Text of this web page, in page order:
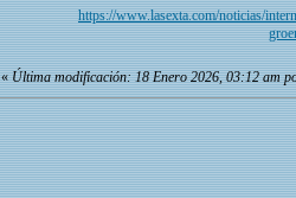
https://www.lasexta.com/noticias/
«Última modificación: 18 Enero 2026, 03:12 am